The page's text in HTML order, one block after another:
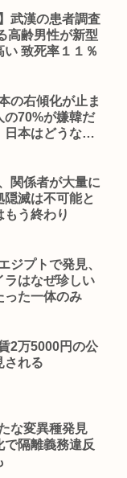
高齢男性が新型
い 致死率１１％
の70%が嫌韓だ
日本はどうなっ
隠滅は不可能と
もう終わり
ラはなぜ珍しい
た一体のみ
される
隔離義務違反